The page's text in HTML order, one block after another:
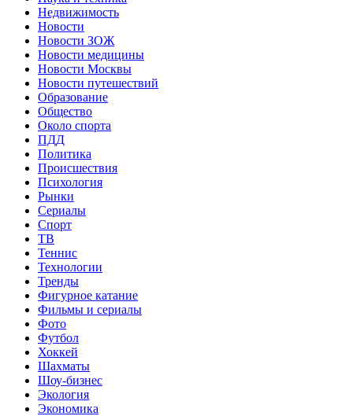
Недвижимость
Новости
Новости ЗОЖ
Новости медицины
Новости Москвы
Новости путешествий
Образование
Общество
Около спорта
ПДД
Политика
Происшествия
Психология
Рынки
Сериалы
Спорт
ТВ
Теннис
Технологии
Тренды
Фигурное катание
Фильмы и сериалы
Фото
Футбол
Хоккей
Шахматы
Шоу-бизнес
Экология
Экономика